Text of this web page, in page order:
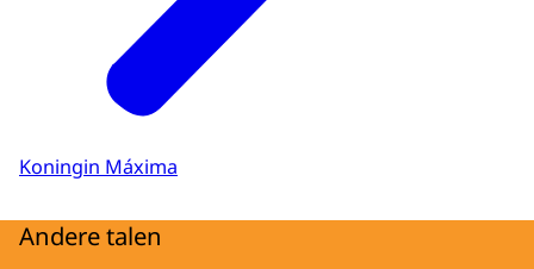
Koningin Máxima
Andere talen